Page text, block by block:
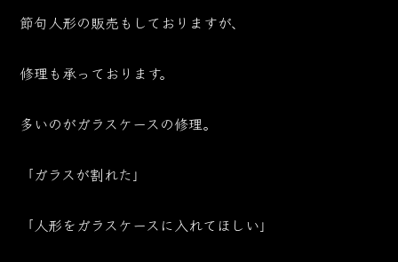
節句人形の販売もしておりますが、
修理も承っております。
多いのがガラスケースの修理。
「ガラスが割れた」
「人形をガラスケースに入れてほしい」